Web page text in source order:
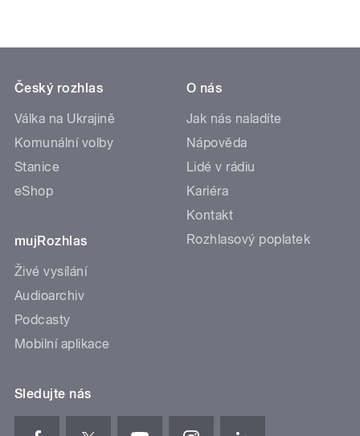
Český rozhlas
Válka na Ukrajině
Komunální volby
Stanice
eShop
mujRozhlas
Živé vysílání
Audioarchiv
Podcasty
Mobilní aplikace
O nás
Jak nás naladíte
Nápověda
Lidé v rádiu
Kariéra
Kontakt
Rozhlasový poplatek
Sledujte nás